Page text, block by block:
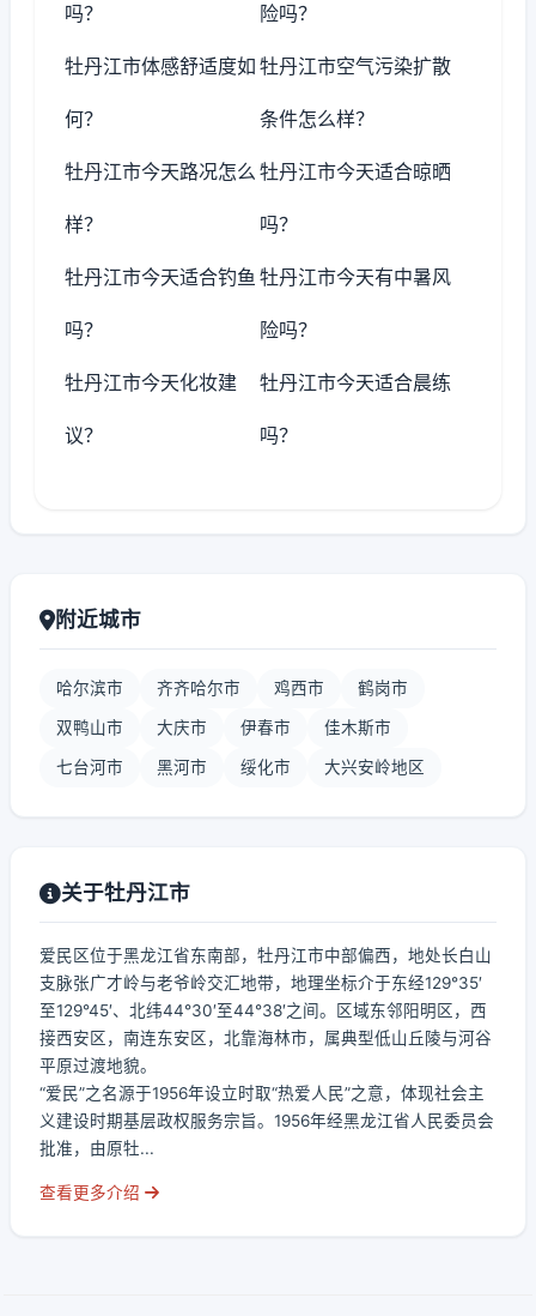
吗？ 险吗？
牡丹江市体感舒适度如
何？
牡丹江市空气污染扩散
条件怎么样？
牡丹江市今天路况怎么
样？
牡丹江市今天适合晾晒
吗？
牡丹江市今天适合钓鱼
吗？
牡丹江市今天有中暑风
险吗？
牡丹江市今天化妆建
议？
牡丹江市今天适合晨练
吗？
附近城市
哈尔滨市 齐齐哈尔市 鸡西市 鹤岗市
双鸭山市 大庆市 伊春市 佳木斯市
七台河市 黑河市 绥化市 大兴安岭地区
关于牡丹江市
爱民区位于黑龙江省东南部，牡丹江市中部偏西，地处长白山
支脉张广才岭与老爷岭交汇地带，地理坐标介于东经129°35′
至129°45′、北纬44°30′至44°38′之间。区域东邻阳明区，西
接西安区，南连东安区，北靠海林市，属典型低山丘陵与河谷
平原过渡地貌。
“爱民”之名源于1956年设立时取“热爱人民”之意，体现社会主
义建设时期基层政权服务宗旨。1956年经黑龙江省人民委员会
批准，由原牡...
查看更多介绍